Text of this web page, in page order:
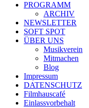
PROGRAMM
ARCHIV
NEWSLETTER
SOFT SPOT
ÜBER UNS
Musikverein
Mitmachen
Blog
Impressum
DATENSCHUTZ
Filmhauscafé
Einlassvorbehalt